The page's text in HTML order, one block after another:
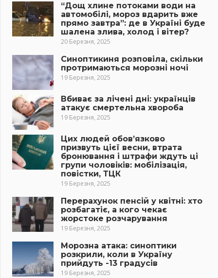
“Дощ хлине потоками води на
автомобілі, мороз вдарить вже
прямо завтра”: де в Україні буде
шалена злива, холод і вітер?
20 Березня, 2025
Синоптикиня розповіла, скільки
протримаються морозні ночі
19 Березня, 2025
Вбиває за лічені дні: українців
атакує смертельна хвороба
19 Березня, 2025
Цих людей обов’язково
призвуть цієї весни, втрата
бронювання і штрафи ждуть ці
групи чоловіків: мобілізація,
повістки, ТЦК
19 Березня, 2025
Перерахунок пенсій у квітні: хто
розбагатіє, а кого чекає
жорстоке розчарування
19 Березня, 2025
Морозна атака: синоптики
розкрили, коли в Україну
прийдуть -13 градусів
19 Березня, 2025